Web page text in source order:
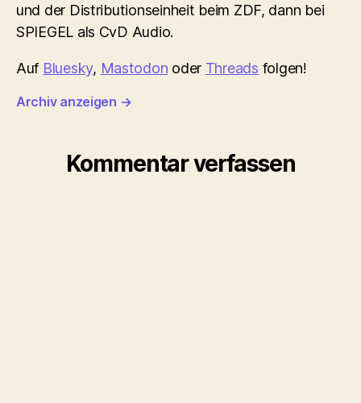
und der Distributionseinheit beim ZDF, dann bei
SPIEGEL als CvD Audio.
Auf Bluesky, Mastodon oder Threads folgen!
Archiv anzeigen →
Kommentar verfassen